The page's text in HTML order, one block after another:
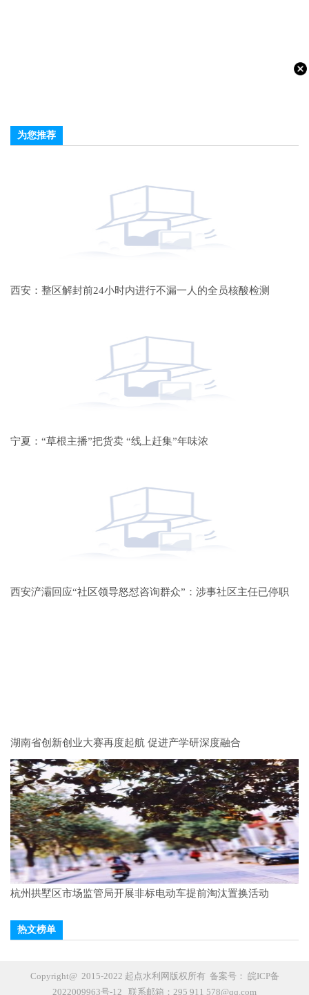
为您推荐
西安：整区解封前24小时内进行不漏一人的全员核酸检测
宁夏：“草根主播”把货卖 “线上赶集”年味浓
西安浐灞回应“社区领导怒怼咨询群众”：涉事社区主任已停职
湖南省创新创业大赛再度起航 促进产学研深度融合
杭州拱墅区市场监管局开展非标电动车提前淘汰置换活动
热文榜单
Copyright@ 2015-2022 起点水利网版权所有 备案号： 皖ICP备
2022009963号-12 联系邮箱：295 911 578@qq.com